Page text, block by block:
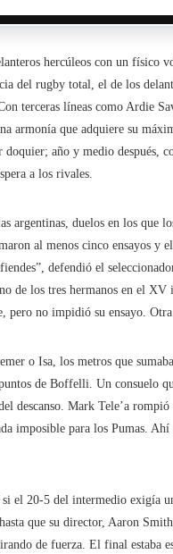
hercúleos con un físico
del rugby total, el de los
terceras líneas como Ardie
armonía que adquiere su
año y medio después,
a los rivales.
argentinas, duelos en los que
al menos cinco ensayos y
defendió el
los tres hermanos en el XV
no impidió su ensayo. Otra
o Isa, los metros que
de Boffelli. Un consuelo
descanso. Mark Tele’a
imposible para los Pumas.
el 20-5 del intermedio exigía
que su director, Aaron
de fuerza. El final estaba